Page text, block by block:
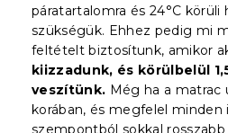
páratartalomra és 24°C
szükségük. Ehhez pedig mi
feltételt biztosítunk, amikor
kiizzadunk, és körülbelül
veszítünk. Még ha a matrac
korában, és megfelel minden
szempontból sokkal